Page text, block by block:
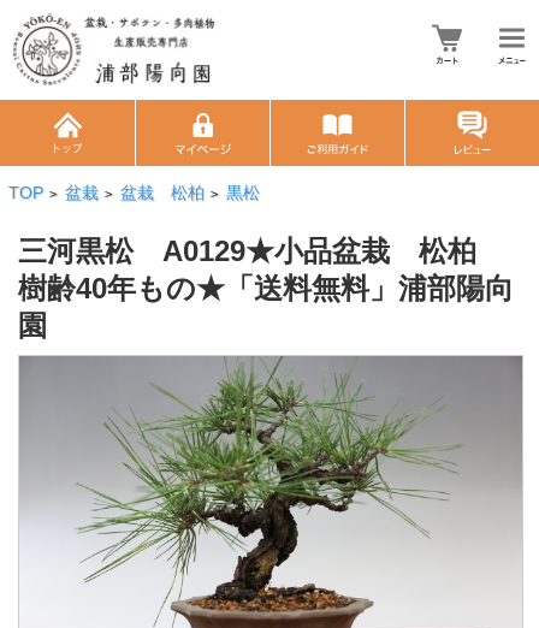
TOP > 盆栽 > 盆栽 松柏 > 黒松
三河黒松 A0129★小品盆栽 松柏
樹齢40年もの★「送料無料」浦部陽向
園